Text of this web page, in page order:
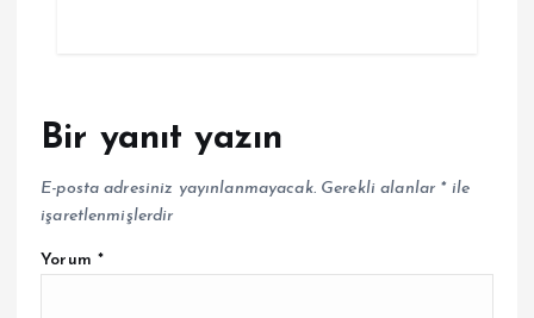
Bir yanıt yazın
E-posta adresiniz yayınlanmayacak. Gerekli alanlar *ile
işaretlenmişlerdir
Yorum *